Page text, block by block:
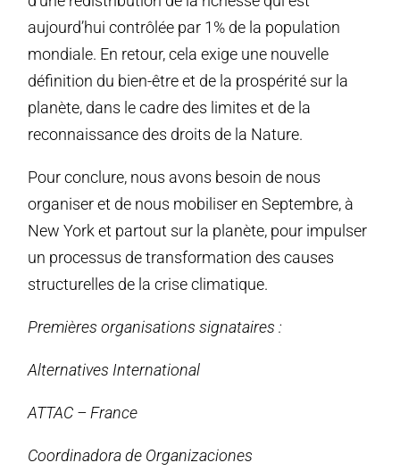
aujourd’hui contrôlée par 1% de la population
mondiale. En retour, cela exige une nouvelle
définition du bien-être et de la prospérité sur la
planète, dans le cadre des limites et de la
reconnaissance des droits de la Nature.
Pour conclure, nous avons besoin de nous
organiser et de nous mobiliser en Septembre, à
New York et partout sur la planète, pour impulser
un processus de transformation des causes
structurelles de la crise climatique.
Premières organisations signataires :
Alternatives International
ATTAC – France
Coordinadora de Organizaciones